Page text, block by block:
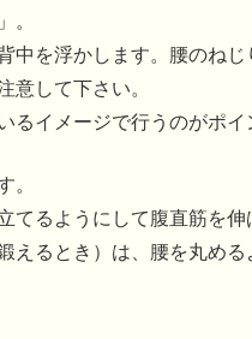
。
中を浮かします。腰のね
意して下さい。
るイメージで行うのがポイ
。
てるようにして腹直筋を伸
えるとき）は、腰を丸める